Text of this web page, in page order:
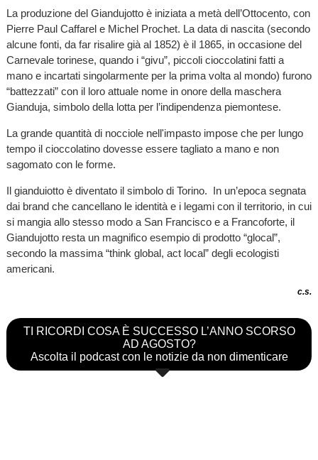
La produzione del Giandujotto è iniziata a metà dell’Ottocento, con
Pierre Paul Caffarel e Michel Prochet. La data di nascita (secondo
alcune fonti, da far risalire già al 1852) è il 1865, in occasione del
Carnevale torinese, quando i “givu”, piccoli cioccolatini fatti a
mano e incartati singolarmente per la prima volta al mondo) furono
“battezzati” con il loro attuale nome in onore della maschera
Gianduja, simbolo della lotta per l’indipendenza piemontese.
La grande quantità di nocciole nell'impasto impose che per lungo
tempo il cioccolatino dovesse essere tagliato a mano e non
sagomato con le forme.
Il gianduiotto è diventato il simbolo di Torino. In un’epoca segnata
dai brand che cancellano le identità e i legami con il territorio, in cui
si mangia allo stesso modo a San Francisco e a Francoforte, il
Giandujotto resta un magnifico esempio di prodotto “glocal”,
secondo la massima “think global, act local” degli ecologisti
americani.
c.s.
TI RICORDI COSA È SUCCESSO L’ANNO SCORSO
AD AGOSTO?
Ascolta il podcast con le notizie da non dimenticare